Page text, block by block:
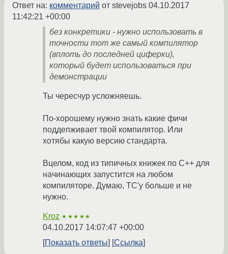
Ответ на: комментарий от stevejobs 04.10.2017
11:42:21 +00:00
без конкретики - нужно использовать в
точности тот же самый компилятор
(вплоть до последней циферки),
который будет использоваться при
демонстрации
Ты чересчур усложняешь.
По-хорошему нужно знать какие фичи
поддепживает твой компилятор. Или
хотябы какую версию стандарта.
Вцелом, код из типичных книжек по C++ для
начинающих запустится на любом
компиляторе. Думаю, ТС'у больше и не
нужно.
Kroz ★★★★★
04.10.2017 14:07:47 +00:00
Показать ответы
Ссылка